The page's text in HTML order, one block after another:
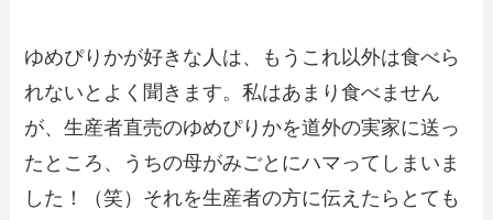
ゆめぴりかが好きな人は、もうこれ以外は食べら
れないとよく聞きます。私はあまり食べません
が、生産者直売のゆめぴりかを道外の実家に送っ
たところ、うちの母がみごとにハマってしまいま
した！（笑）それを生産者の方に伝えたらとても